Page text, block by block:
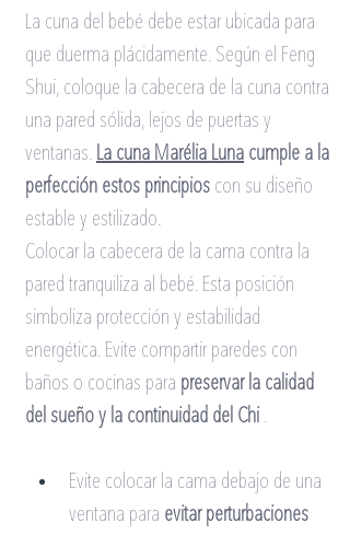
La cuna del bebé debe estar ubicada para
que duerma plácidamente. Según el Feng
Shui, coloque la cabecera de la cuna contra
una pared sólida, lejos de puertas y
ventanas. La cuna Marélia Luna cumple a la
perfección estos principios con su diseño
estable y estilizado.
Colocar la cabecera de la cama contra la
pared tranquiliza al bebé. Esta posición
simboliza protección y estabilidad
energética. Evite compartir paredes con
baños o cocinas para preservar la calidad
del sueño y la continuidad del Chi .
Evite colocar la cama debajo de una
ventana para evitar perturbaciones